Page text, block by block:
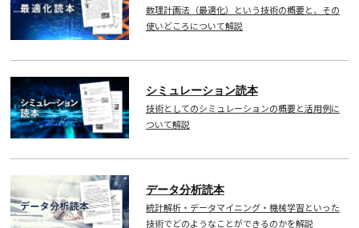
数理計画法（最適化）という技術の概要と、その
使いどころについて解説
シミュレーション読本
技術としてのシミュレーションの概要と活用例に
ついて解説
データ分析読本
統計解析・データマイニング・機械学習といった
技術でどのようなことができるのかを解説